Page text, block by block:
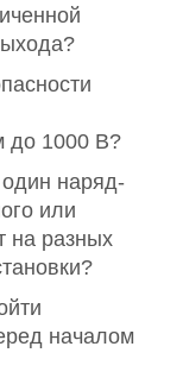
до 1000 В?
один наряд-
или
на разных
началом